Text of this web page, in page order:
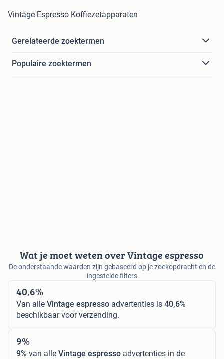
Vintage Espresso Koffiezetapparaten
Gerelateerde zoektermen
Populaire zoektermen
Wat je moet weten over Vintage espresso
De onderstaande waarden zijn gebaseerd op je zoekopdracht en de
ingestelde filters
40,6%
Van alle Vintage espresso advertenties is 40,6%
beschikbaar voor verzending.
9%
9% van alle Vintage espresso advertenties in de